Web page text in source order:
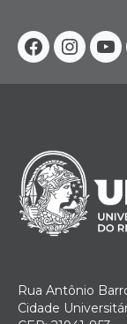
Facebook
Rua Antônio
Cidade